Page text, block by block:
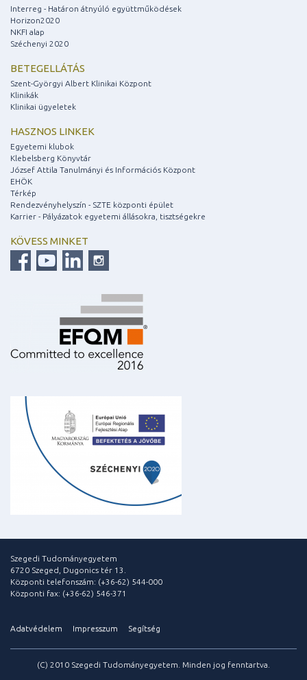
Interreg - Határon átnyúló együttműködések
Horizon2020
NKFI alap
Széchenyi 2020
BETEGELLÁTÁS
Szent-Györgyi Albert Klinikai Központ
Klinikák
Klinikai ügyeletek
HASZNOS LINKEK
Egyetemi klubok
Klebelsberg Könyvtár
József Attila Tanulmányi és Információs Központ
EHÖK
Térkép
Rendezvényhelyszín - SZTE központi épület
Karrier - Pályázatok egyetemi állásokra, tisztségekre
KÖVESS MINKET
Szegedi Tudományegyetem
6720 Szeged, Dugonics tér 13.
Központi telefonszám: (+36-62) 544-000
Központi fax: (+36-62) 546-371
Adatvédelem Impresszum Segítség
(C) 2010 Szegedi Tudományegyetem. Minden jog fenntartva.